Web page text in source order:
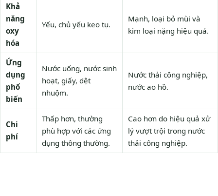
Khả
năng
oxy
hóa
Yếu, chủ yếu keo tụ.
Mạnh, loại bỏ mùi và
kim loại nặng hiệu quả.
Ứng
dụng
phổ
biến
Nước uống, nước sinh
hoạt, giấy, dệt
nhuộm.
Nước thải công nghiệp,
nước ao hồ.
Chi
phí
Thấp hơn, thường
phù hợp với các ứng
dụng thông thường.
Cao hơn do hiệu quả xử
lý vượt trội trong nước
thải công nghiệp.